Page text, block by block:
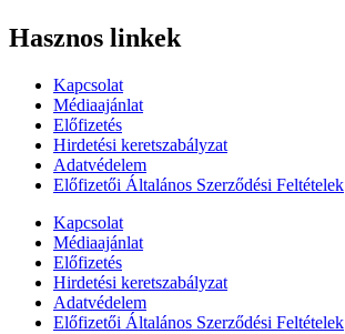
Hasznos linkek
Kapcsolat
Médiaajánlat
Előfizetés
Hirdetési keretszabályzat
Adatvédelem
Előfizetői Általános Szerződési Feltételek
Kapcsolat
Médiaajánlat
Előfizetés
Hirdetési keretszabályzat
Adatvédelem
Előfizetői Általános Szerződési Feltételek